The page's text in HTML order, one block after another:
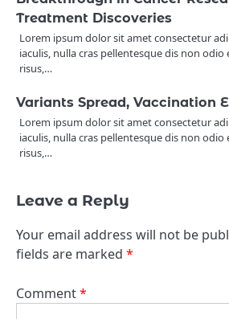
Treatment Discoveries
Lorem ipsum dolor sit amet consectetur
iaculis, nulla cras pellentesque dis non odio
risus,…
Variants Spread, Vaccination
Lorem ipsum dolor sit amet consectetur
iaculis, nulla cras pellentesque dis non odio
risus,…
Leave a Reply
Your email address will not be
fields are marked *
Comment*